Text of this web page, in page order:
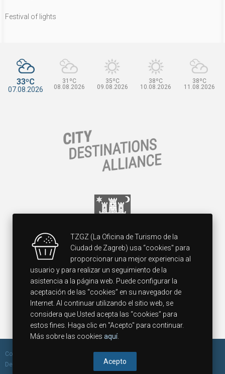
Festival of lights
33ºC
07.08.2026
31ºC
08.08.2026
35ºC
09.08.2026
38ºC
10.08.2026
38ºC
11.08.2026
Copyright 2014 Zagreb Tourist Board, All rights reserved. Design &
Development by
TZGZ (La Oficina de Turismo de la
Ciudad de Zagreb) usa “cookies" para
proporcionar una mejor experiencia al
usuario y para realizar un seguimiento de la
asistencia a la página web. Puede configurar la
aceptación de las “cookies” en su navegador de
Internet. Al continuar utilizando el sitio web, se
considera que Usted acepta las “cookies” para
estos fines. Haga clic en "Acepto" para continuar.
Más sobre las cookies aquí.
Acepto